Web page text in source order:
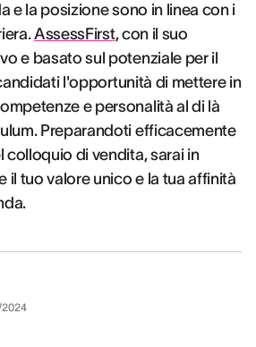
e la posizione sono in linea con i
AssessFirst, con il suo
e basato sul potenziale per il
l'opportunità di mettere in
e personalità al di là
Preparandoti efficacemente
colloquio di vendita, sarai in
il tuo valore unico e la tua affinità